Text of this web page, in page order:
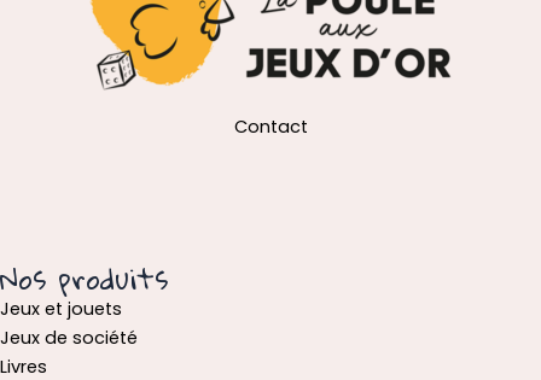
Contact
Nos produits
Jeux et jouets
Jeux de société
Livres